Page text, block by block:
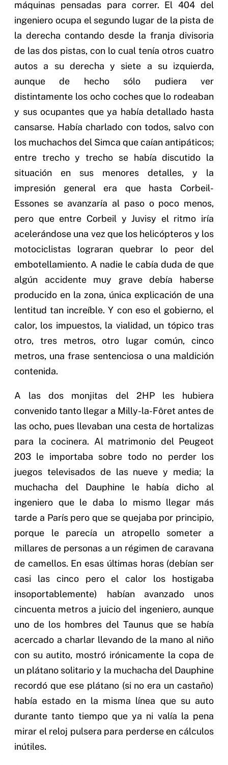
máquinas pensadas para correr. El 404 del
ingeniero ocupa el segundo lugar de la pista de
la derecha contando desde la franja divisoria
de las dos pistas, con lo cual tenía otros cuatro
autos a su derecha y siete a su izquierda,
aunque de hecho sólo pudiera ver
distintamente los ocho coches que lo rodeaban
y sus ocupantes que ya había detallado hasta
cansarse. Había charlado con todos, salvo con
los muchachos del Simca que caían antipáticos;
entre trecho y trecho se había discutido la
situación en sus menores detalles, y la
impresión general era que hasta Corbeil-
Essones se avanzaría al paso o poco menos,
pero que entre Corbeil y Juvisy el ritmo iría
acelerándose una vez que los helicópteros y los
motociclistas lograran quebrar lo peor del
embotellamiento. A nadie le cabía duda de que
algún accidente muy grave debía haberse
producido en la zona, única explicación de una
lentitud tan increíble. Y con eso el gobierno, el
calor, los impuestos, la vialidad, un tópico tras
otro, tres metros, otro lugar común, cinco
metros, una frase sentenciosa o una maldición
contenida.
A las dos monjitas del 2HP les hubiera
convenido tanto llegar a Milly-la-Fôret antes de
las ocho, pues llevaban una cesta de hortalizas
para la cocinera. Al matrimonio del Peugeot
203 le importaba sobre todo no perder los
juegos televisados de las nueve y media; la
muchacha del Dauphine le había dicho al
ingeniero que le daba lo mismo llegar más
tarde a París pero que se quejaba por principio,
porque le parecía un atropello someter a
millares de personas a un régimen de caravana
de camellos. En esas últimas horas (debían ser
casi las cinco pero el calor los hostigaba
insoportablemente) habían avanzado unos
cincuenta metros a juicio del ingeniero, aunque
uno de los hombres del Taunus que se había
acercado a charlar llevando de la mano al niño
con su autito, mostró irónicamente la copa de
un plátano solitario y la muchacha del Dauphine
recordó que ese plátano (si no era un castaño)
había estado en la misma línea que su auto
durante tanto tiempo que ya ni valía la pena
mirar el reloj pulsera para perderse en cálculos
inútiles.